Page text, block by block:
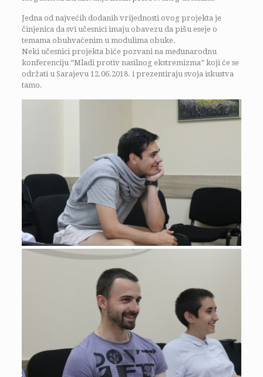
Jedna od najvećih dodanih vrijednosti ovog projekta je
činjenica da svi učesnici imaju obavezu da pišu eseje o
temama obuhvaćenim u modulima obuke.
Neki učesnici projekta biće pozvani na međunarodnu
konferenciju “Mladi protiv nasilnog ekstremizma” koji će se
održati u Sarajevu 12.06.2018. i prezentiraju svoja iskustva
tamo.